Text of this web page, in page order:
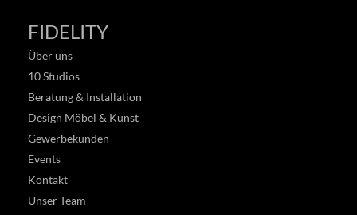
FIDELITY
Über uns
10 Studios
Beratung & Installation
Design Möbel & Kunst
Gewerbekunden
Events
Kontakt
Unser Team